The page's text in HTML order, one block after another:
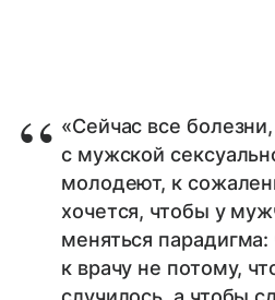
«Сейчас все
с мужской
молодеют, к
хочется, чтобы у
меняться
к врачу не потому,